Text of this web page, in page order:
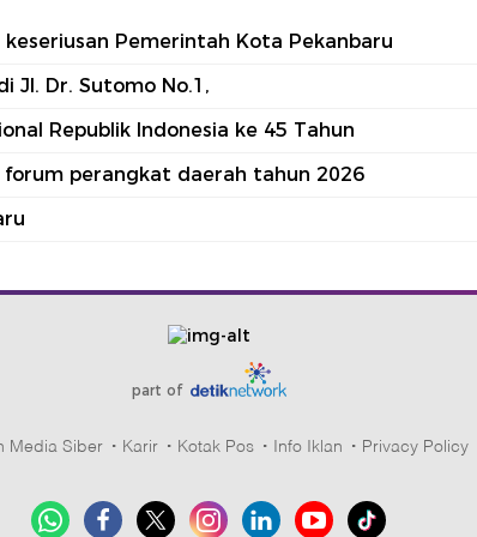
Pemerintah Kota Pekanbaru
Jl. Dr. Sutomo No.1,
Republik Indonesia ke 45 Tahun
forum perangkat daerah tahun 2026
part of
Media Siber Karir Kotak Pos Info Iklan Privacy Policy